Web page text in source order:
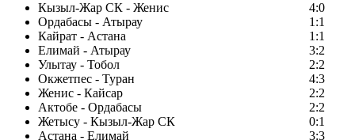
Кызыл-Жар СК - Женис
4:0
Ордабасы - Атырау
1:1
Кайрат - Астана
1:1
Елимай - Атырау
3:2
Улытау - Тобол
2:2
Окжетпес - Туран
4:3
Женис - Кайсар
2:2
Актобе - Ордабасы
2:2
Жетысу - Кызыл-Жар СК
0:1
Астана - Елимай
3:3